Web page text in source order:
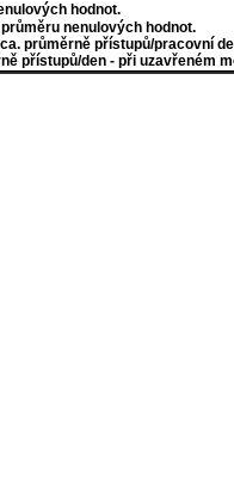
hodnot.
nenulových hodnot.
průměrně přístupů/pracovní
přístupů/den - při uzavřeném